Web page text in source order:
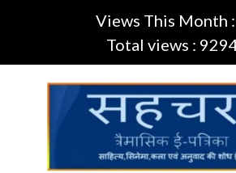
Views This Month
Total views :